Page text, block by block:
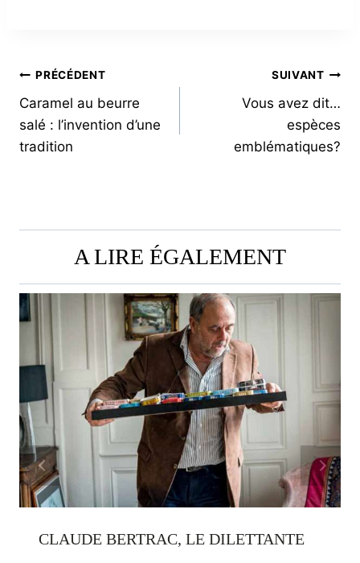
NAVIGATION
DE
L’ARTICLE
PRÉCÉDENT
Caramel au beurre
salé : l’invention d’une
tradition
SUIVANT
Vous avez dit…
espèces
emblématiques?
A LIRE ÉGALEMENT
CLAUDE BERTRAC, LE DILETTANTE